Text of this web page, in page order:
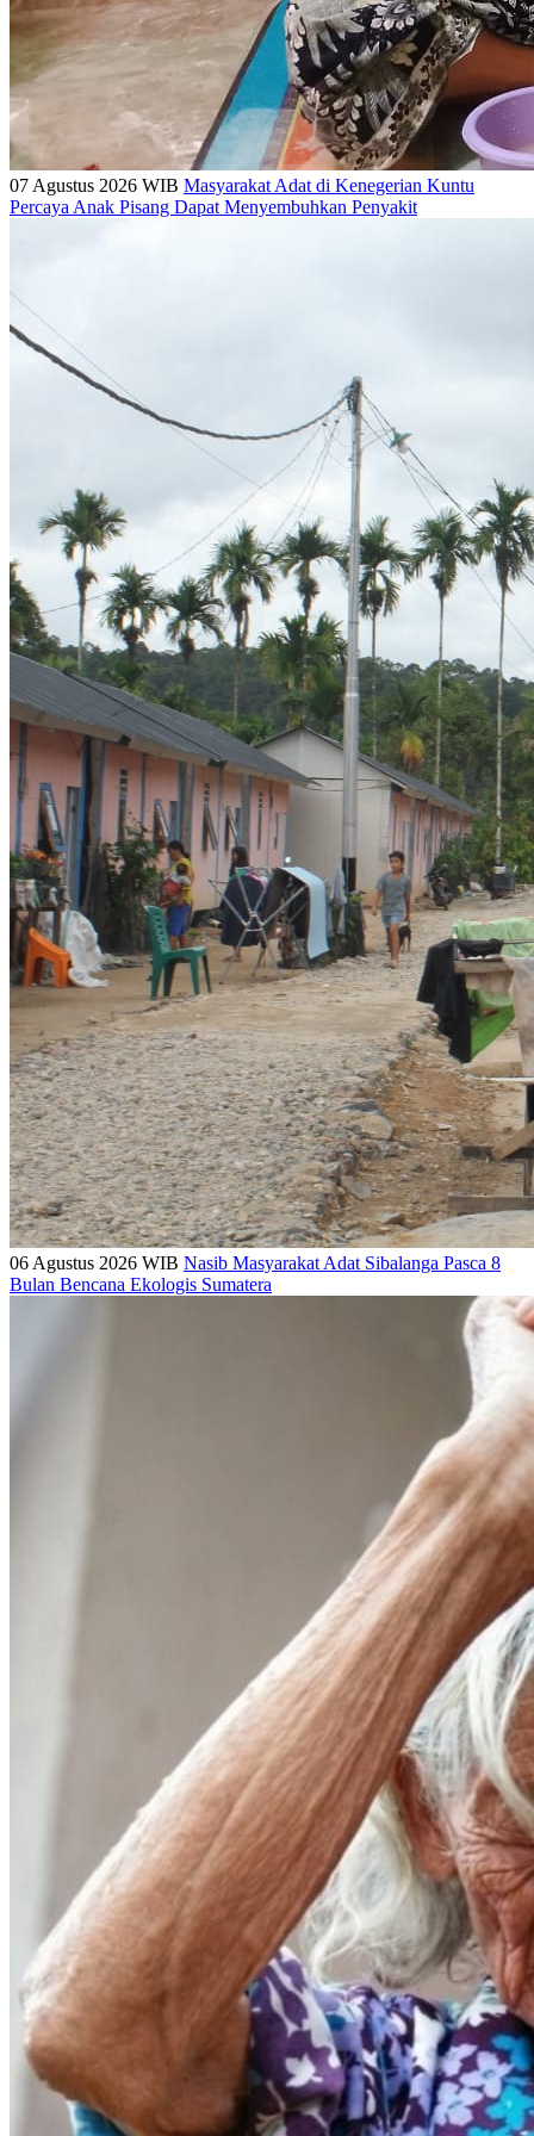
07 Agustus 2026 WIB Masyarakat Adat di Kenegerian Kuntu
Percaya Anak Pisang Dapat Menyembuhkan Penyakit
06 Agustus 2026 WIB Nasib Masyarakat Adat Sibalanga Pasca 8
Bulan Bencana Ekologis Sumatera